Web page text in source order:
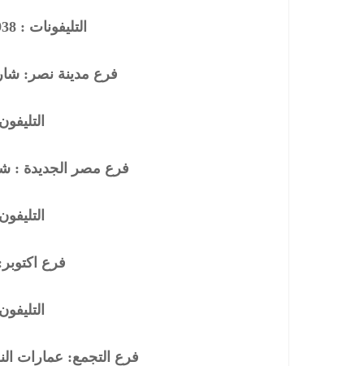
التليفونات : 33368938 – 01210044703
فرع مدينة نصر:
التليفون :
فرع مصر الجديدة :
التليفون :
فرع
التليفون :
فرع التجمع: عمارات